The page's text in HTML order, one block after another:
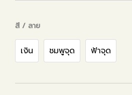
สี / ลาย
เงิน ชมพูจุด ฟ้าจุด